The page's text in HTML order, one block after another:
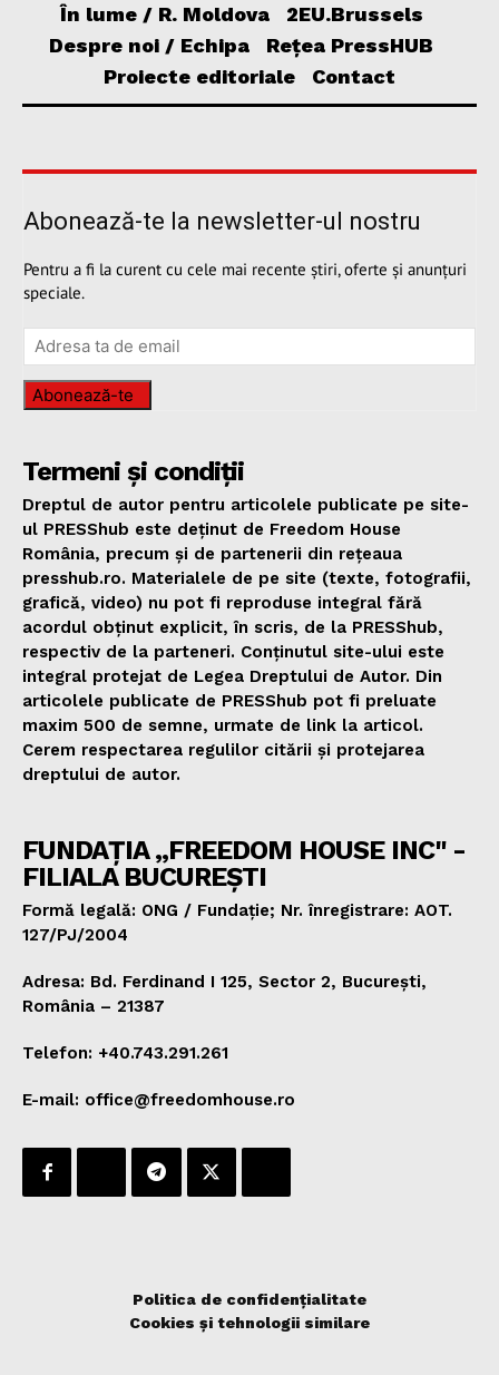
În lume / R. Moldova
2EU.Brussels
Despre noi / Echipa
Rețea PressHUB
Proiecte editoriale
Contact
Abonează-te la newsletter-ul nostru
Pentru a fi la curent cu cele mai recente știri, oferte și anunțuri
speciale.
Abonează-te
Termeni și condiții
Dreptul de autor pentru articolele publicate pe site-
ul PRESShub este deținut de Freedom House
România, precum și de partenerii din rețeaua
presshub.ro. Materialele de pe site (texte, fotografii,
grafică, video) nu pot fi reproduse integral fără
acordul obținut explicit, în scris, de la PRESShub,
respectiv de la parteneri. Conținutul site-ului este
integral protejat de Legea Dreptului de Autor. Din
articolele publicate de PRESShub pot fi preluate
maxim 500 de semne, urmate de link la articol.
Cerem respectarea regulilor citării și protejarea
dreptului de autor.
FUNDAȚIA „FREEDOM HOUSE INC" -
FILIALA BUCUREȘTI
Formă legală: ONG / Fundație; Nr. înregistrare: AOT.
127/PJ/2004
Adresa: Bd. Ferdinand I 125, Sector 2, București,
România – 21387
Telefon: +40.743.291.261
E-mail: office@freedomhouse.ro
Politica de confidențialitate
Cookies și tehnologii similare